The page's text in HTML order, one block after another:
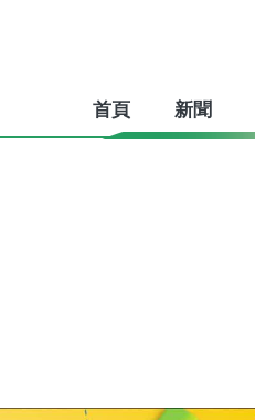
首頁 新聞